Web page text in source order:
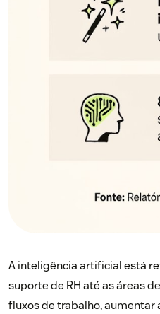
A inteligência artificial está
suporte de RH até as áreas
fluxos de trabalho,